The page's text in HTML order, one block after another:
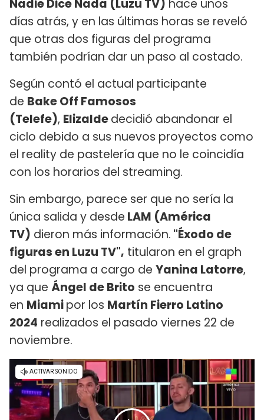
Nadie Dice Nada (Luzu TV) hace unos
días atrás, y en las últimas horas se reveló
que otras dos figuras del programa
también podrían dar un paso al costado.
Según contó el actual participante
de Bake Off Famosos
(Telefe), Elizaldedecidió abandonar el
ciclo debido a sus nuevos proyectos como
el reality de pastelería que no le coincidía
con los horarios del streaming.
Sin embargo, parece ser que no sería la
única salida y desde LAM (América
TV) dieron más información. "Éxodo de
figuras en Luzu TV", titularon en el graph
del programa a cargo de Yanina Latorre,
ya que Ángel de Brito se encuentra
en Miamipor los Martín Fierro Latino
2024 realizados el pasado viernes 22 de
noviembre.